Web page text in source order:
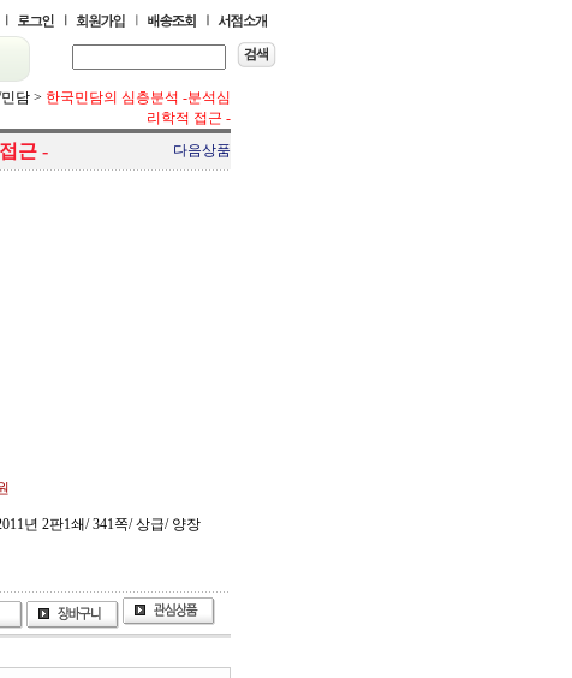
담 > 한국민담의 심층분석 -분석심
리학적 접근 -
근 - 다음상품
년 2판1쇄/ 341쪽/ 상급/ 양장